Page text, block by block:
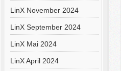
LinX November 2024
LinX September 2024
LinX Mai 2024
LinX April 2024